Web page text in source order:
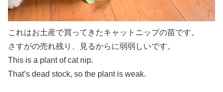
これはお土産で買ってきたキャットニップの苗です。
さすがの売れ残り、見るからに弱弱しいです。
This is a plant of cat nip.
That’s dead stock, so the plant is weak.